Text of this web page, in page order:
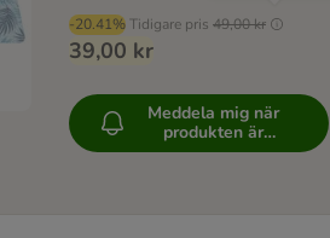
-20.41% Tidigare pris 49,00 kr
39,00 kr
Meddela mig när
produkten är
tillgänglig